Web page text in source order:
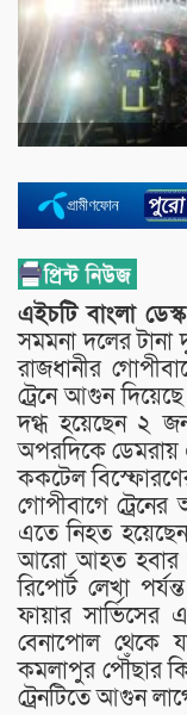
এইচটি বাংলা
সমমনা দলের
রাজধানীর
ট্রেনে আগুন
দগ্ধ হয়েছেন ২
অপরদিকে
ককটেল
গোপীবাগে
এতে নিহত
আরো আহত হবার
রিপোর্ট লেখা
ফায়ার সার্ভিসের
বেনাপোল থেকে
কমলাপুর পৌঁছার
ট্রেনটিতে আগুন